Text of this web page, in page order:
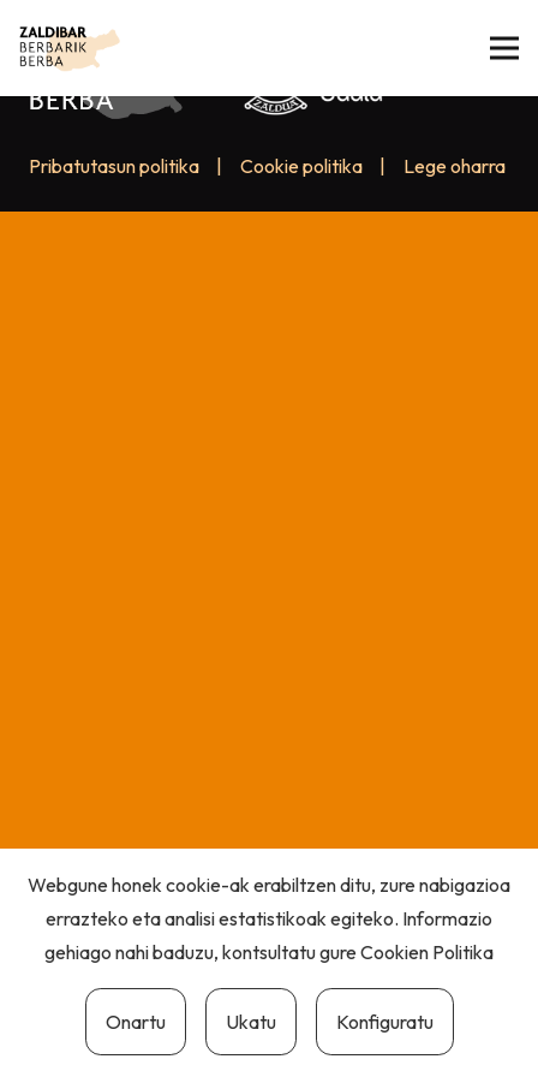
Pribatutasun politika Cookie politika Lege oharra
Webgune honek cookie-ak erabiltzen ditu, zure nabigazioa
errazteko eta analisi estatistikoak egiteko. Informazio
gehiago nahi baduzu, kontsultatu gureCookien Politika
Onartu Ukatu Konfiguratu